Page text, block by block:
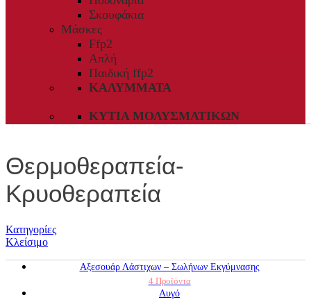
Σκουφάκια
Μάσκες
Ffp2
Απλή
Παιδική ffp2
ΚΑΛΎΜΜΑΤΑ
ΚΥΤΊΑ ΜΟΛΥΣΜΑΤΙΚΏΝ
Θερμοθεραπεία-
Κρυοθεραπεία
Κατηγορίες
Κλείσιμο
Αξεσουάρ Λάστιχων – Σωλήνων Εκγύμνασης
4 Προϊόντα
Αυγό